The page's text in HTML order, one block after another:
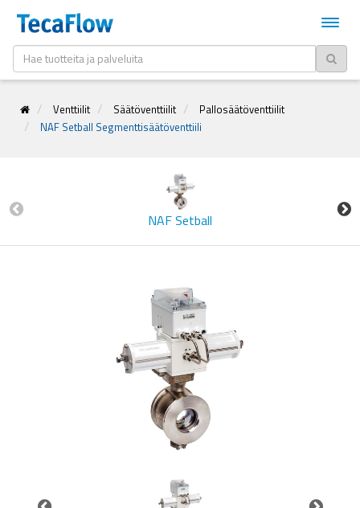
Venttiilit Säätöventtiilit
Pallosäätöventtiilit
NAF Setball Segmenttisäätöventtiili
NAF Setball